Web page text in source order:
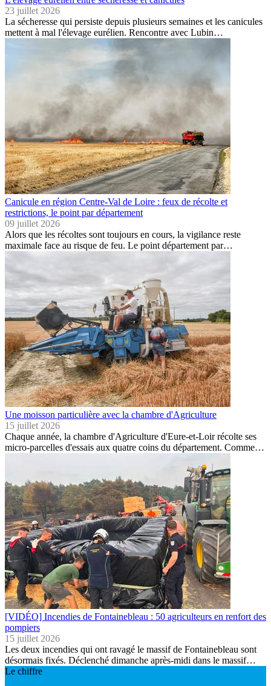
23 juillet 2026
La sécheresse qui persiste depuis plusieurs semaines et les canicules
mettent à mal l'élevage eurélien. Rencontre avec Lubin…
Canicule en région Centre-Val de Loire : feux de récolte et
restrictions, le point par département
09 juillet 2026
Alors que les récoltes sont toujours en cours, la vigilance reste
maximale face au risque de feu. Le point département par…
Une moisson particulière avec la chambre d'Agriculture
15 juillet 2026
Chaque année, la chambre d'Agriculture d'Eure-et-Loir récolte ses
micro-parcelles d'essais aux quatre coins du département. Comme…
[VIDÉO] Incendies de Fontainebleau : 50 agriculteurs en renfort des
pompiers
15 juillet 2026
Les deux incendies qui ont ravagé le massif de Fontainebleau sont
désormais fixés. Déclenché dimanche après-midi dans le massif…
Le chiffre